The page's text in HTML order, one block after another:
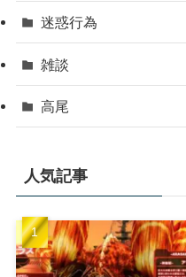
迷惑行為
雑談
高尾
人気記事